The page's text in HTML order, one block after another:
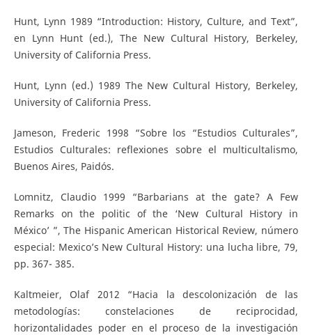
Hunt, Lynn 1989 “Introduction: History, Culture, and Text”,
en Lynn Hunt (ed.), The New Cultural History, Berkeley,
University of California Press.
Hunt, Lynn (ed.) 1989 The New Cultural History, Berkeley,
University of California Press.
Jameson, Frederic 1998 “Sobre los “Estudios Culturales”,
Estudios Culturales: reflexiones sobre el multicultalismo,
Buenos Aires, Paidós.
Lomnitz, Claudio 1999 “Barbarians at the gate? A Few
Remarks on the politic of the ‘New Cultural History in
México’ ”, The Hispanic American Historical Review, número
especial: Mexico’s New Cultural History: una lucha libre, 79,
pp. 367- 385.
Kaltmeier, Olaf 2012 “Hacia la descolonización de las
metodologías: constelaciones de reciprocidad,
horizontalidades poder en el proceso de la investigación